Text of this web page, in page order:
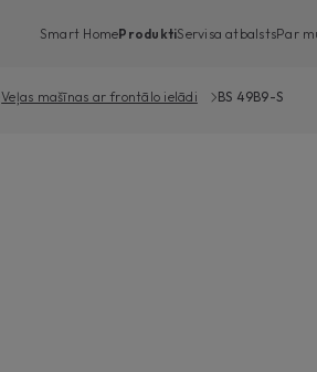
Smart HomeProduktiServisa atbalstsPar
Veļas mašīnas ar frontālo ielādi BS 49B9-S